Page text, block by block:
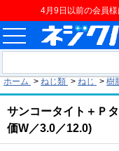
4月9日以前の会員様
ホーム > ねじ類 > ねじ > 樹
サンコータイト＋Ｐ
価W／3.0／12.0)